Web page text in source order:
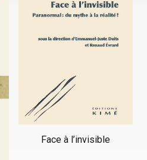
Face à l’invisible